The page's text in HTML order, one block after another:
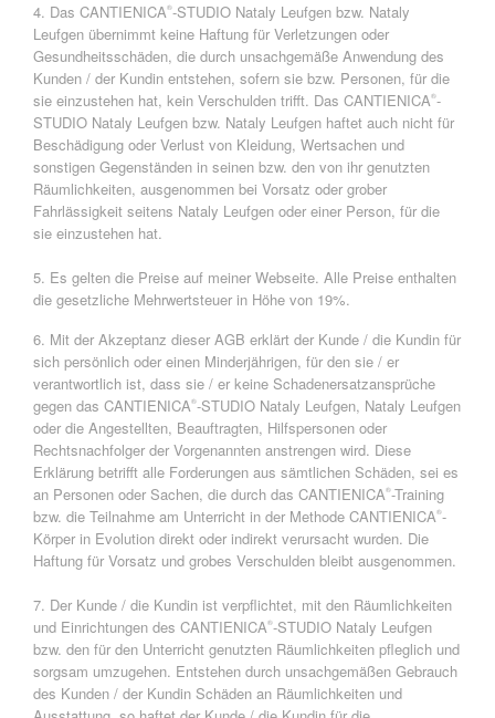
4. Das CANTIENICA®-STUDIO Nataly Leufgen bzw. Nataly
Leufgen übernimmt keine Haftung für Verletzungen oder
Gesundheitsschäden, die durch unsachgemäße Anwendung des
Kunden / der Kundin entstehen, sofern sie bzw. Personen, für die
sie einzustehen hat, kein Verschulden trifft. Das CANTIENICA®-
STUDIO Nataly Leufgen bzw. Nataly Leufgen haftet auch nicht für
Beschädigung oder Verlust von Kleidung, Wertsachen und
sonstigen Gegenständen in seinen bzw. den von ihr genutzten
Räumlichkeiten, ausgenommen bei Vorsatz oder grober
Fahrlässigkeit seitens Nataly Leufgen oder einer Person, für die
sie einzustehen hat.
5. Es gelten die Preise auf meiner Webseite. Alle Preise enthalten
die gesetzliche Mehrwertsteuer in Höhe von 19%.
6. Mit der Akzeptanz dieser AGB erklärt der Kunde / die Kundin für
sich persönlich oder einen Minderjährigen, für den sie / er
verantwortlich ist, dass sie / er keine Schadenersatzansprüche
gegen das CANTIENICA®-STUDIO Nataly Leufgen, Nataly Leufgen
oder die Angestellten, Beauftragten, Hilfspersonen oder
Rechtsnachfolger der Vorgenannten anstrengen wird. Diese
Erklärung betrifft alle Forderungen aus sämtlichen Schäden, sei es
an Personen oder Sachen, die durch das CANTIENICA®-Training
bzw. die Teilnahme am Unterricht in der Methode CANTIENICA®-
Körper in Evolution direkt oder indirekt verursacht wurden. Die
Haftung für Vorsatz und grobes Verschulden bleibt ausgenommen.
7. Der Kunde / die Kundin ist verpflichtet, mit den Räumlichkeiten
und Einrichtungen des CANTIENICA®-STUDIO Nataly Leufgen
bzw. den für den Unterricht genutzten Räumlichkeiten pfleglich und
sorgsam umzugehen. Entstehen durch unsachgemäßen Gebrauch
des Kunden / der Kundin Schäden an Räumlichkeiten und